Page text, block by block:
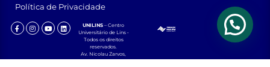
Política de Privacidade
UNILINS – Centro
Universitário de Lins •
Todos os direitos
reservados.
Av. Nicolau Zarvos,
1925 – Jardim